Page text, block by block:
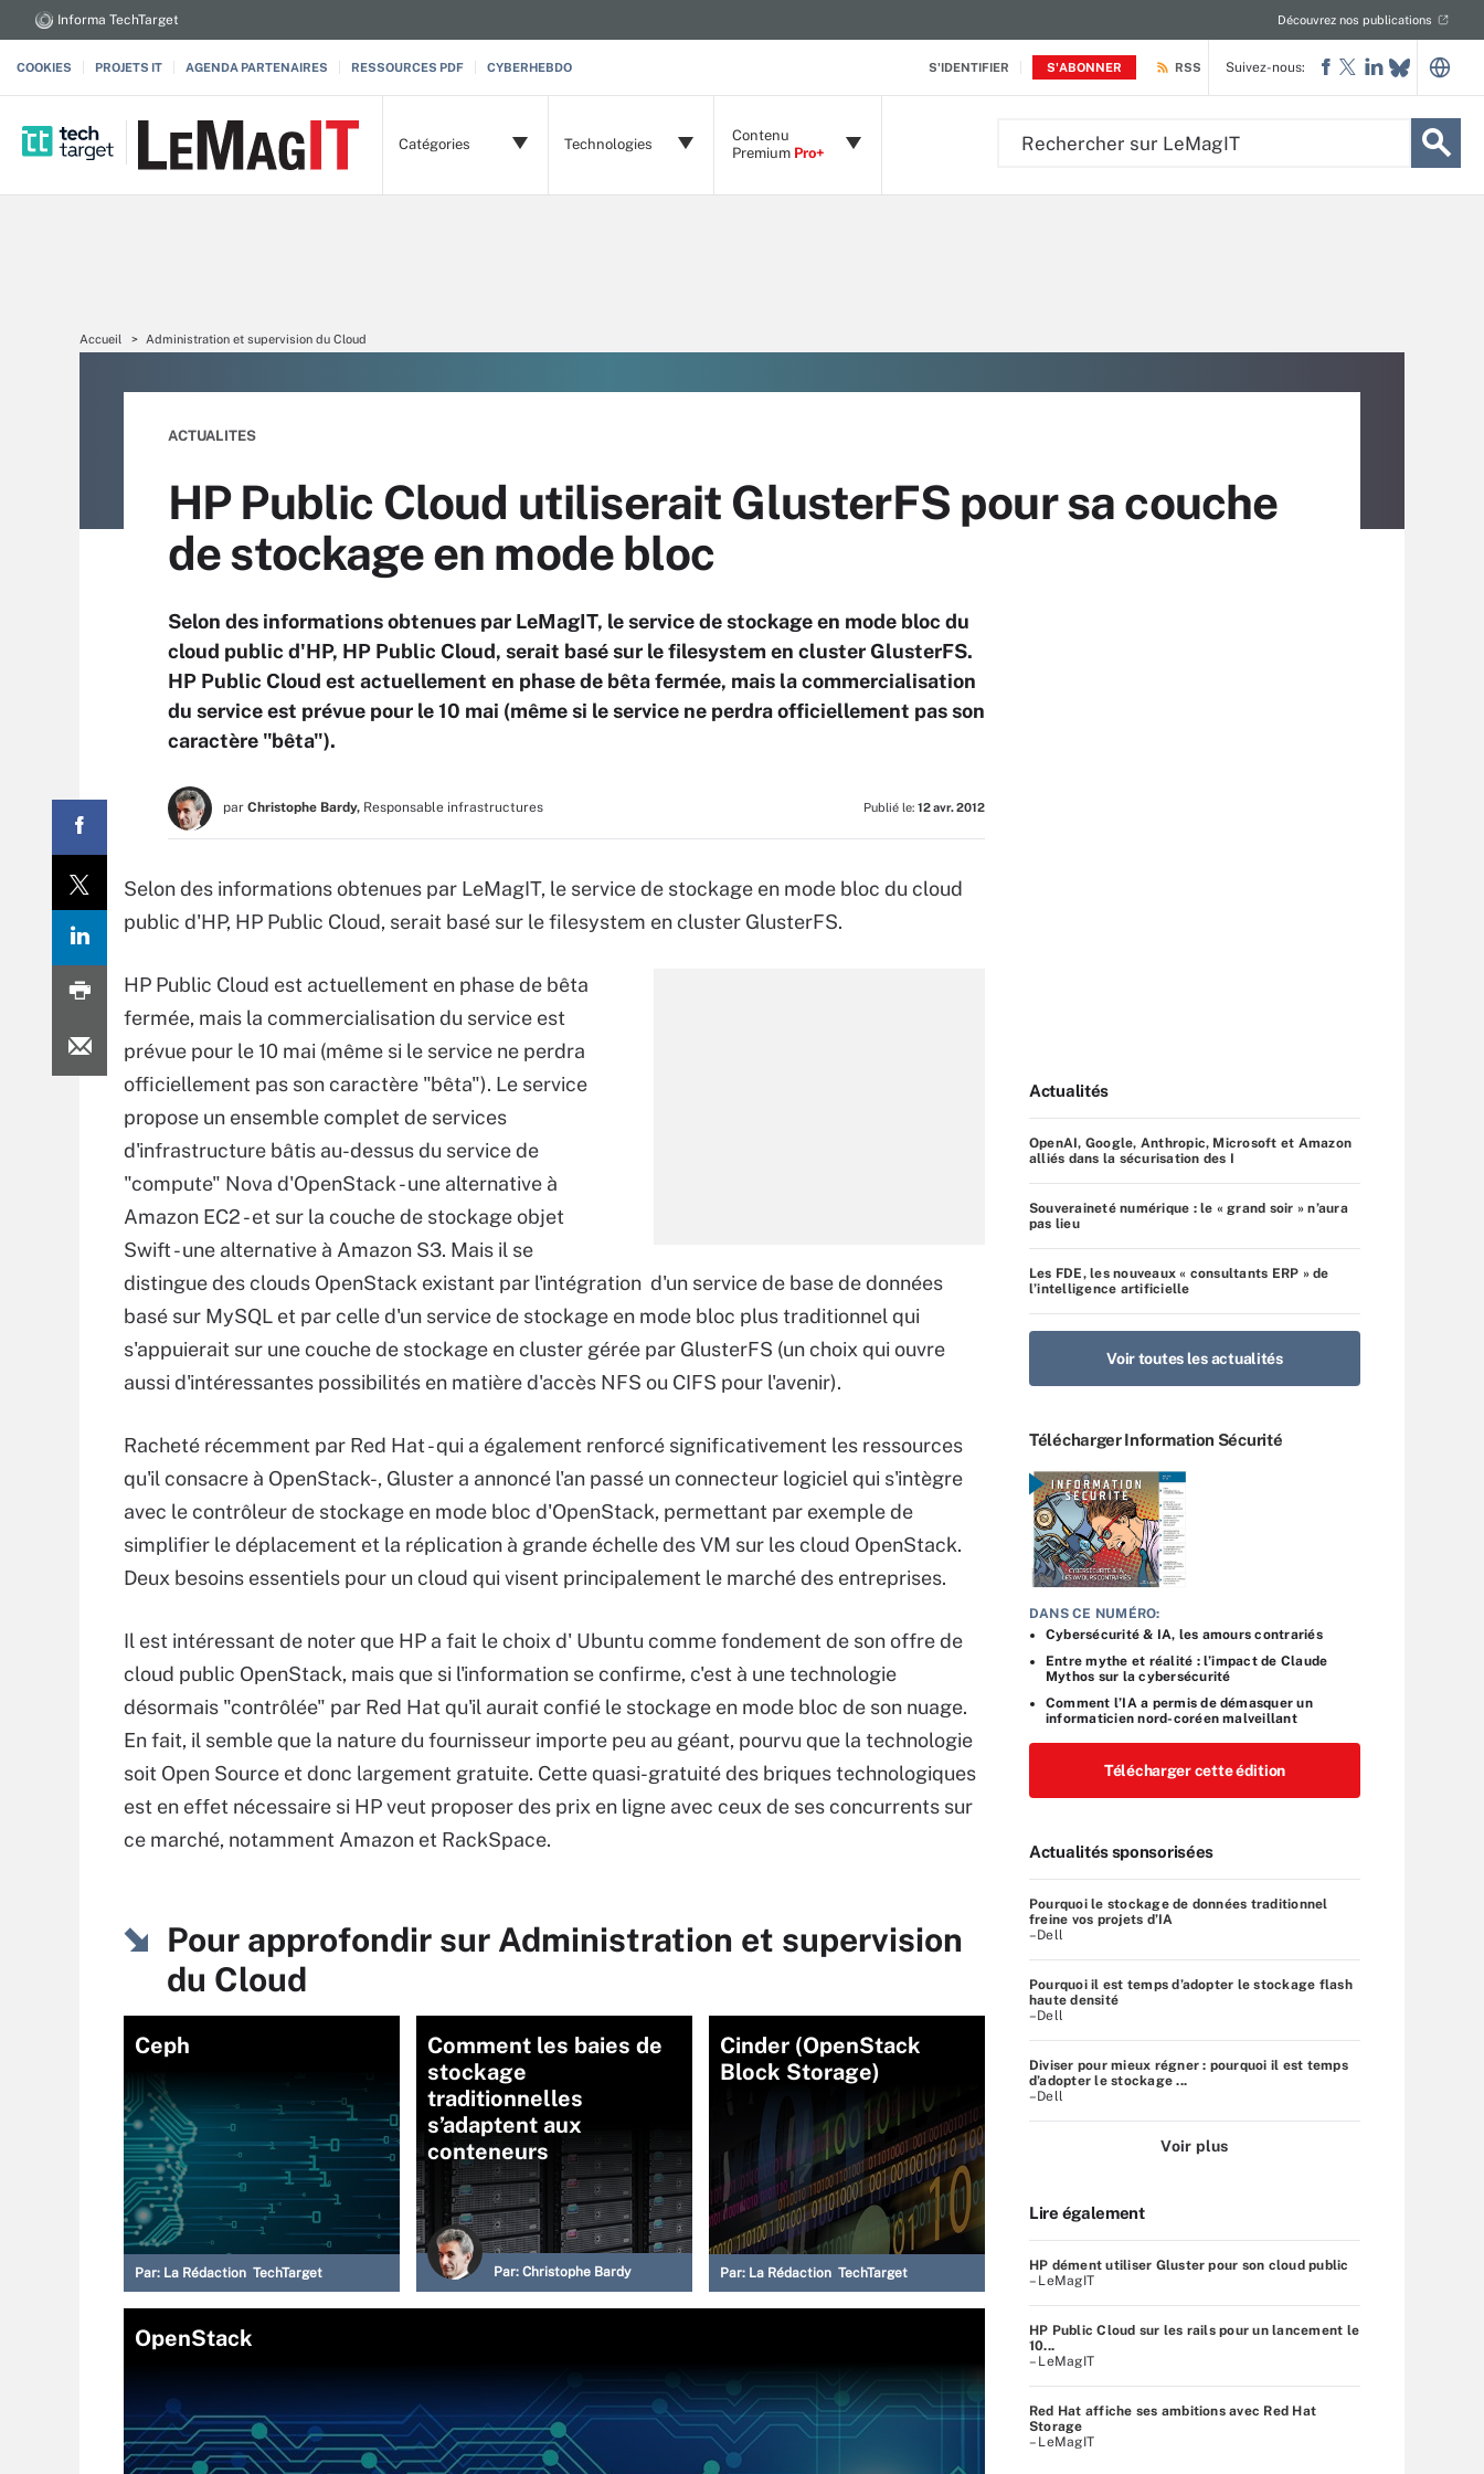
S'IDENTIFIER S'ABONNER
Informa TechTarget Découvrez nos publications
COOKIES PROJETS IT AGENDA PARTENAIRES RESSOURCES PDF CYBERHEBDO RSS
Catégories Technologies
Contenu
Premium Pro+
Suivez-nous:
Accueil Administration et supervision du Cloud
ACTUALITES
HP Public Cloud utiliserait GlusterFS pour sa couche
de stockage en mode bloc
Selon des informations obtenues par LeMagIT, le service de stockage en mode bloc du
cloud public d'HP, HP Public Cloud, serait basé sur le filesystem en cluster GlusterFS.
HP Public Cloud est actuellement en phase de bêta fermée, mais la commercialisation
du service est prévue pour le 10 mai (même si le service ne perdra officiellement pas son
caractère "bêta").
par Christophe Bardy, Responsable infrastructures Publié le: 12 avr. 2012
Selon des informations obtenues par LeMagIT, le service de stockage en mode bloc du cloud
public d'HP, HP Public Cloud, serait basé sur le filesystem en cluster GlusterFS.
HP Public Cloud est actuellement en phase de bêta
fermée, mais la commercialisation du service est
prévue pour le 10 mai (même si le service ne perdra
officiellement pas son caractère "bêta"). Le service
propose un ensemble complet de services
d'infrastructure bâtis au-dessus du service de
"compute" Nova d'OpenStack - une alternative à
Amazon EC2 - et sur la couche de stockage objet
Swift - une alternative à Amazon S3. Mais il se
distingue des clouds OpenStack existant par l'intégration d'un service de base de données
basé sur MySQL et par celle d'un service de stockage en mode bloc plus traditionnel qui
s'appuierait sur une couche de stockage en cluster gérée par GlusterFS (un choix qui ouvre
aussi d'intéressantes possibilités en matière d'accès NFS ou CIFS pour l'avenir).
Racheté récemment par Red Hat - qui a également renforcé significativement les ressources
qu'il consacre à OpenStack-, Gluster a annoncé l'an passé un connecteur logiciel qui s'intègre
avec le contrôleur de stockage en mode bloc d'OpenStack, permettant par exemple de
simplifier le déplacement et la réplication à grande échelle des VM sur les cloud OpenStack.
Deux besoins essentiels pour un cloud qui visent principalement le marché des entreprises.
Il est intéressant de noter que HP a fait le choix d' Ubuntu comme fondement de son offre de
cloud public OpenStack, mais que si l'information se confirme, c'est à une technologie
désormais "contrôlée" par Red Hat qu'il aurait confié le stockage en mode bloc de son nuage.
En fait, il semble que la nature du fournisseur importe peu au géant, pourvu que la technologie
soit Open Source et donc largement gratuite. Cette quasi-gratuité des briques technologiques
est en effet nécessaire si HP veut proposer des prix en ligne avec ceux de ses concurrents sur
ce marché, notamment Amazon et RackSpace.
Pour approfondir sur Administration et supervision
du Cloud
Ceph
Par: La Rédaction TechTarget
Comment les baies de
stockage
traditionnelles
s’adaptent aux
conteneurs
Par: Christophe Bardy
Cinder (OpenStack
Block Storage)
Par: La Rédaction TechTarget
OpenStack
Actualités
OpenAI, Google, Anthropic, Microsoft et Amazon
alliés dans la sécurisation des I
Souveraineté numérique : le « grand soir » n’aura
pas lieu
Les FDE, les nouveaux « consultants ERP » de
l’intelligence artificielle
Voir toutes les actualités
Télécharger Information Sécurité
DANS CE NUMÉRO:
Cybersécurité & IA, les amours contrariés
Entre mythe et réalité : l’impact de Claude
Mythos sur la cybersécurité
Comment l’IA a permis de démasquer un
informaticien nord-coréen malveillant
Télécharger cette édition
Actualités sponsorisées
Pourquoi le stockage de données traditionnel
freine vos projets d’IA
–Dell
Pourquoi il est temps d’adopter le stockage flash
haute densité
–Dell
Diviser pour mieux régner : pourquoi il est temps
d’adopter le stockage ...
–Dell
Voir plus
Lire également
HP dément utiliser Gluster pour son cloud public
– LeMagIT
HP Public Cloud sur les rails pour un lancement le
10...
– LeMagIT
Red Hat affiche ses ambitions avec Red Hat
Storage
– LeMagIT